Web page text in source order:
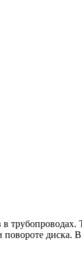
диска.